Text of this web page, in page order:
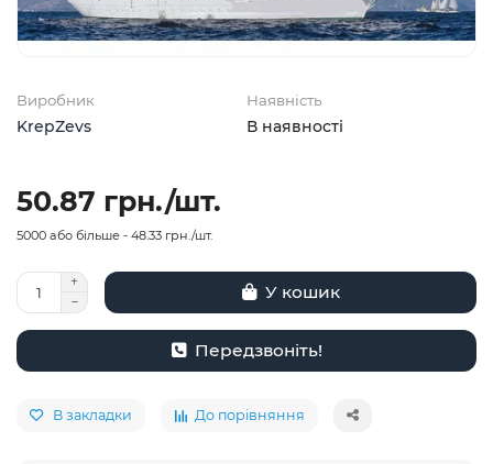
Виробник
KrepZevs
Наявність
В наявності
50.87 грн./шт.
5000 або більше - 48.33 грн./шт.
У кошик
Передзвоніть!
В закладки До порівняння